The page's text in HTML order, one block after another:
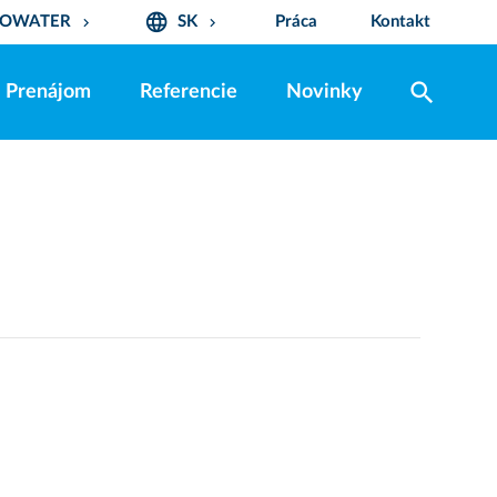
keyboard_arrow_down language SK keyboard_arrow_down Práca Kontakt
Prenájom Referencie Novinky search